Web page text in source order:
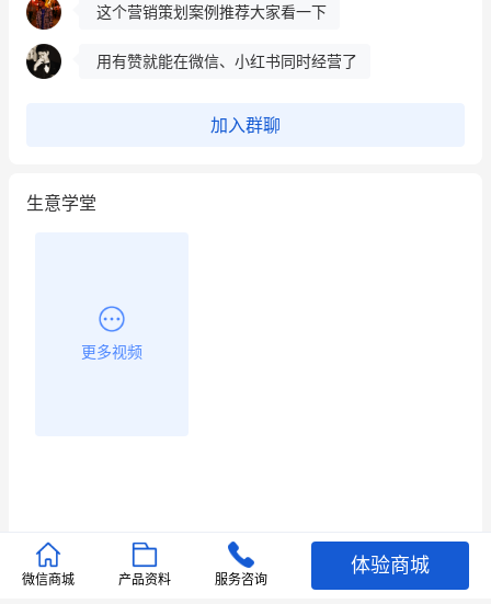
这个营销策划案例推荐大家看一下
用有赞就能在微信、小红书同时经营了
加入群聊
生意学堂
更多视频
推荐文章
微信商城 产品资料 服务咨询
体验商城